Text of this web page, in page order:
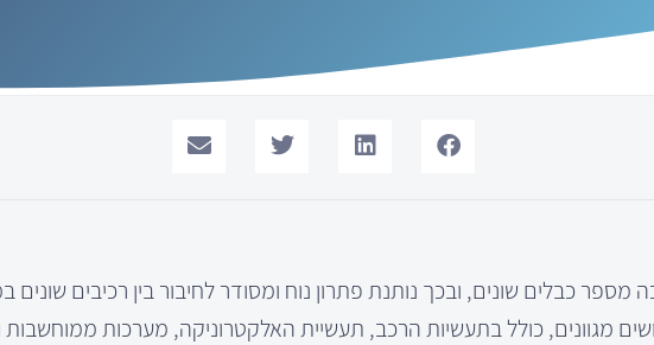
כבלים שונים, ובכך נותנת פתרון נוח ומסודר לחיבור בין רכיבים שונים
מגוונים, כולל בתעשיות הרכב, תעשיית האלקטרוניקה, מערכות ממוחשבות